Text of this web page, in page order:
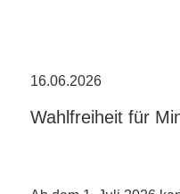
16.06.2026
Wahlfreiheit für